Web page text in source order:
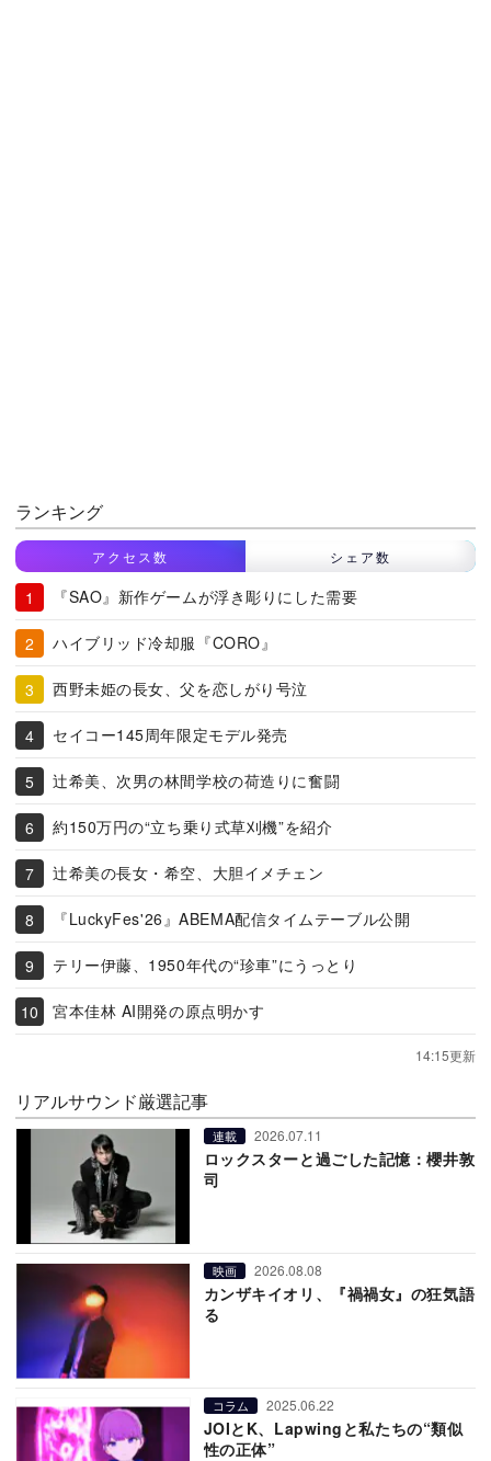
ランキング
アクセス数 シェア数
『SAO』新作ゲームが浮き彫りにした需要
ハイブリッド冷却服『CORO』
西野未姫の長女、父を恋しがり号泣
セイコー145周年限定モデル発売
辻希美、次男の林間学校の荷造りに奮闘
約150万円の“立ち乗り式草刈機”を紹介
辻希美の長女・希空、大胆イメチェン
『LuckyFes'26』ABEMA配信タイムテーブル公開
テリー伊藤、1950年代の“珍車”にうっとり
宮本佳林 AI開発の原点明かす
14:15更新
リアルサウンド厳選記事
連載 2026.07.11
ロックスターと過ごした記憶：櫻井敦
司
映画 2026.08.08
カンザキイオリ、『禍禍女』の狂気語
る
コラム 2025.06.22
JOIとK、Lapwingと私たちの“類似
性の正体”